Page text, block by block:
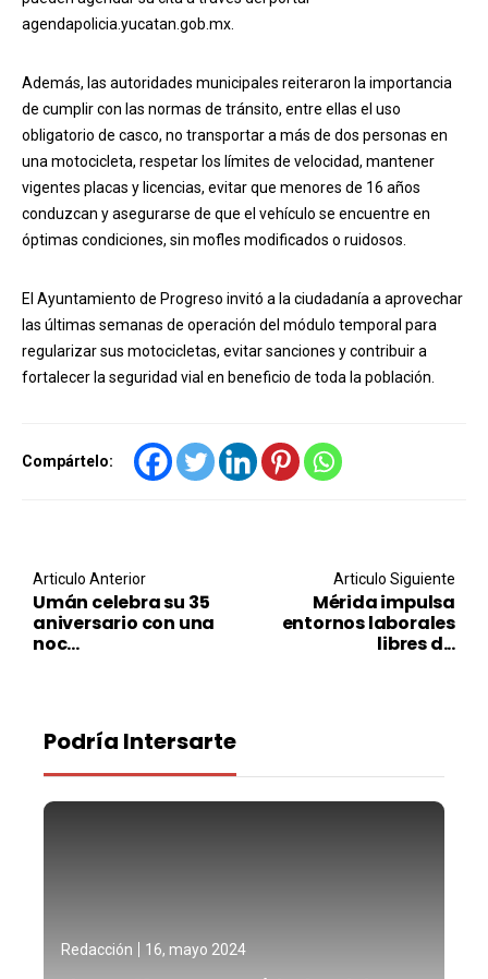
agendapolicia.yucatan.gob.mx.
Además, las autoridades municipales reiteraron la importancia
de cumplir con las normas de tránsito, entre ellas el uso
obligatorio de casco, no transportar a más de dos personas en
una motocicleta, respetar los límites de velocidad, mantener
vigentes placas y licencias, evitar que menores de 16 años
conduzcan y asegurarse de que el vehículo se encuentre en
óptimas condiciones, sin mofles modificados o ruidosos.
El Ayuntamiento de Progreso invitó a la ciudadanía a aprovechar
las últimas semanas de operación del módulo temporal para
regularizar sus motocicletas, evitar sanciones y contribuir a
fortalecer la seguridad vial en beneficio de toda la población.
Compártelo:
Post navigation
Articulo Anterior
Umán celebra su 35
aniversario con una
noc...
Articulo Siguiente
Mérida impulsa
entornos laborales
libres d...
Podría Intersarte
Redacción 16, mayo 2024